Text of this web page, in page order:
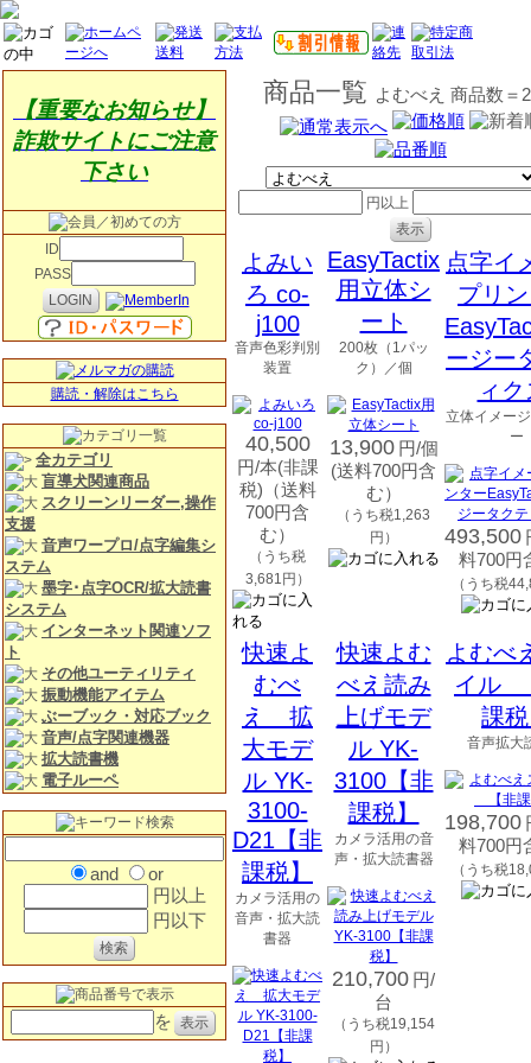
【重要なお知らせ】
詐欺サイトにご注意
下さい
ID
PASS
購読・解除はこちら
全カテゴリ
盲導犬関連商品
スクリーンリーダー,操作
支援
音声ワープロ/点字編集シ
ステム
墨字･点字OCR/拡大読書
システム
インターネット関連ソフ
ト
その他ユーティリティ
振動機能アイテム
ぶーブック・対応ブック
音声/点字関連機器
拡大読書機
電子ルーペ
and
or
円以上
円以下
を
商品一覧 よむべえ 商品数＝
円以上
よみい
ろ co-
j100
音声色彩判別
装置
40,500
円/本(非課
税)（送料
700円含
む）
（うち税
3,681円）
EasyTactix
用立体シ
ート
200枚（1パッ
ク）／個
13,900 円/個
(送料700円含
む）
（うち税1,263
円）
点字イ
プリ
ージー
ィ
立体イメー
ー
493,500
料700円
（うち税
快速よ
むべ
え 拡
大モデ
ル YK-
3100-
D21【非
課税】
カメラ活用の
音声・拡大読
書器
快速よむ
べえ読み
上げモデ
ル YK-
3100【非
課税】
カメラ活用の音
声・拡大読書器
210,700 円/
台
（うち税19,154
円）
よむべ
イル
課
音声拡大
198,700
料700円
（うち税